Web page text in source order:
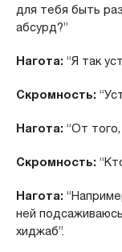
для тебя быть
абсурд?”
Нагота: “Я так
Скромность:
Нагота: “От
Скромность:
Нагота:
ней
хиджаб”.